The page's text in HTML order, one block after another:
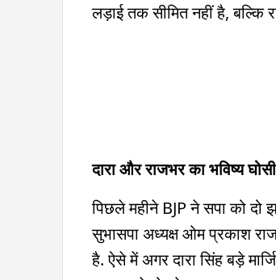
लड़ाई तक सीमित नहीं है, बल्कि
दारा और राजभर का भविष्य
पिछले महीने BJP ने सपा को दो
सुभासपा अध्यक्ष ओम प्रकाश
है. ऐसे में अगर दारा सिंह बड़े